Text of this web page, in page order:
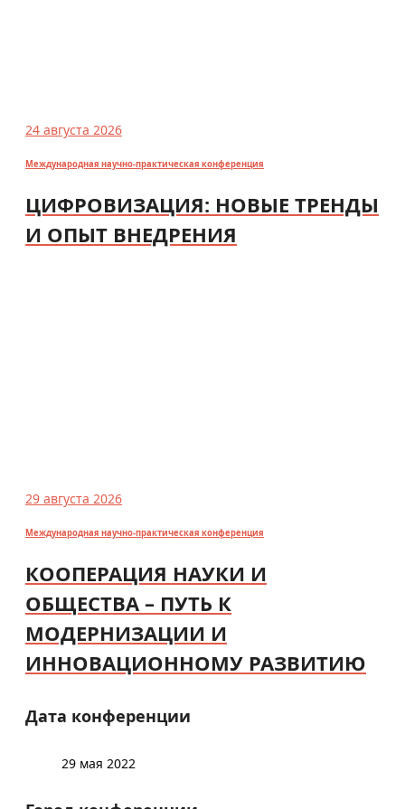
24 августа 2026
Международная научно-практическая конференция
ЦИФРОВИЗАЦИЯ: НОВЫЕ ТРЕНДЫ
И ОПЫТ ВНЕДРЕНИЯ
29 августа 2026
Международная научно-практическая конференция
КООПЕРАЦИЯ НАУКИ И
ОБЩЕСТВА – ПУТЬ К
МОДЕРНИЗАЦИИ И
ИННОВАЦИОННОМУ РАЗВИТИЮ
Дата конференции
29 мая 2022